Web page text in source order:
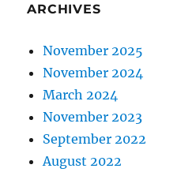
ARCHIVES
November 2025
November 2024
March 2024
November 2023
September 2022
August 2022